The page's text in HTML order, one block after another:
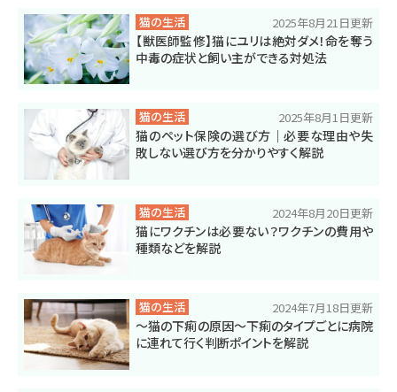
猫の生活 2025年8月21日更新
【獣医師監修】猫にユリは絶対ダメ！命を奪う
中毒の症状と飼い主ができる対処法
猫の生活 2025年8月1日更新
猫のペット保険の選び方｜必要な理由や失
敗しない選び方を分かりやすく解説
猫の生活 2024年8月20日更新
猫にワクチンは必要ない？ワクチンの費用や
種類などを解説
猫の生活 2024年7月18日更新
～猫の下痢の原因～下痢のタイプごとに病院
に連れて行く判断ポイントを解説